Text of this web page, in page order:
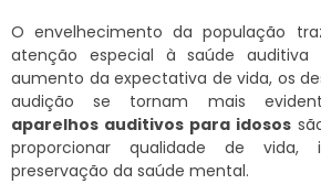
O envelhecimento da população
atenção especial à saúde auditiva
aumento da expectativa de vida, os
audição se tornam mais
aparelhos auditivos para idosos
proporcionar qualidade de vida,
preservação da saúde mental.